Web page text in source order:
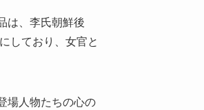
は、李氏朝鮮後
しており、女官と
場人物たちの心の